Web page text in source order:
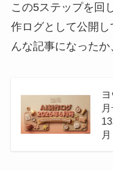
この5ステップを回
作ログとして公開
んな記事になったか
月